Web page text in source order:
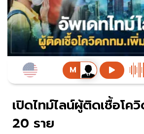
เปิดไทม์ไลน์ผู้ติดเชื้อโค
20 ราย